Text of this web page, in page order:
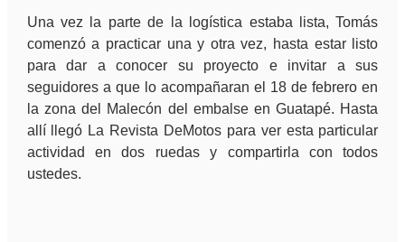
Una vez la parte de la logística estaba lista, Tomás
comenzó a practicar una y otra vez, hasta estar listo
para dar a conocer su proyecto e invitar a sus
seguidores a que lo acompañaran el 18 de febrero en
la zona del Malecón del embalse en Guatapé. Hasta
allí llegó La Revista DeMotos para ver esta particular
actividad en dos ruedas y compartirla con todos
ustedes.